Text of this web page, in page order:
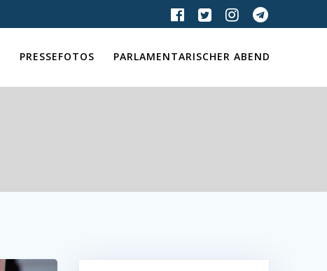
PRESSEFOTOS PARLAMENTARISCHER ABEND